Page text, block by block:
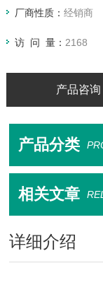
厂商性质： 经销商
访 问 量： 2168
产品咨询
产品分类
相关文章
详细介绍